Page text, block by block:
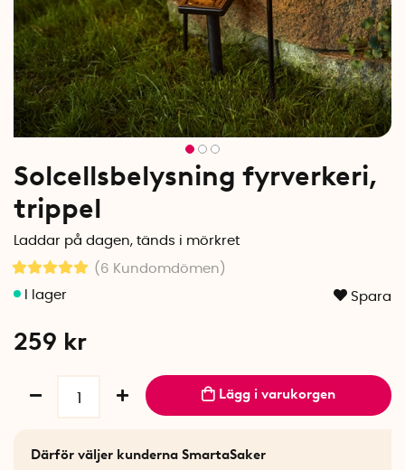
Solcellsbelysning fyrverkeri,
trippel
Laddar på dagen, tänds i mörkret
(6 Kundomdömen )
Spara
259 kr
Lägg i varukorgen
Därför väljer kunderna SmartaSaker